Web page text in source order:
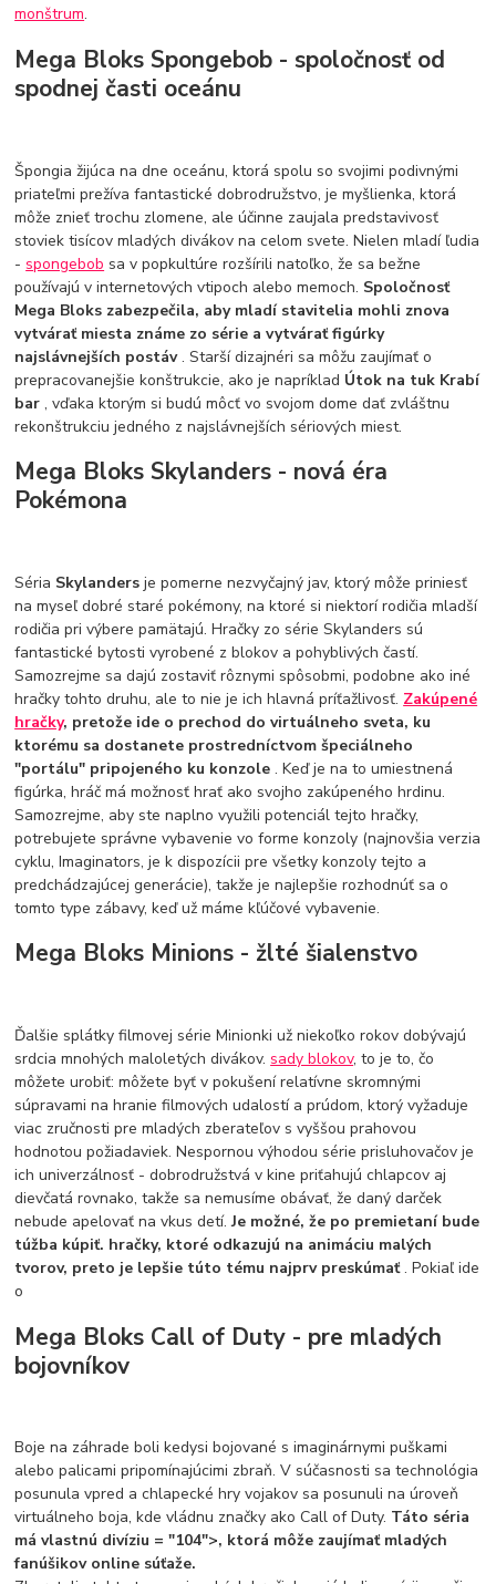
monštrum.
Mega Bloks Spongebob - spoločnosť od
spodnej časti oceánu
Špongia žijúca na dne oceánu, ktorá spolu so svojimi podivnými
priateľmi prežíva fantastické dobrodružstvo, je myšlienka, ktorá
môže znieť trochu zlomene, ale účinne zaujala predstavivosť
stoviek tisícov mladých divákov na celom svete. Nielen mladí ľudia
-spongebob sa v popkultúre rozšírili natoľko, že sa bežne
používajú v internetových vtipoch alebo memoch. Spoločnosť
Mega Bloks zabezpečila, aby mladí stavitelia mohli znova
vytvárať miesta známe zo série a vytvárať figúrky
najslávnejších postáv. Starší dizajnéri sa môžu zaujímať o
prepracovanejšie konštrukcie, ako je napríklad Útok na tuk Krabí
bar, vďaka ktorým si budú môcť vo svojom dome dať zvláštnu
rekonštrukciu jedného z najslávnejších sériových miest.
Mega Bloks Skylanders - nová éra
Pokémona
Séria Skylandersje pomerne nezvyčajný jav, ktorý môže priniesť
na myseľ dobré staré pokémony, na ktoré si niektorí rodičia mladší
rodičia pri výbere pamätajú. Hračky zo série Skylanders sú
fantastické bytosti vyrobené z blokov a pohyblivých častí.
Samozrejme sa dajú zostaviť rôznymi spôsobmi, podobne ako iné
hračky tohto druhu, ale to nie je ich hlavná príťažlivosť. Zakúpené
hračky, pretože ide o prechod do virtuálneho sveta, ku
ktorému sa dostanete prostredníctvom špeciálneho
"portálu" pripojeného ku konzole. Keď je na to umiestnená
figúrka, hráč má možnosť hrať ako svojho zakúpeného hrdinu.
Samozrejme, aby ste naplno využili potenciál tejto hračky,
potrebujete správne vybavenie vo forme konzoly (najnovšia verzia
cyklu, Imaginators, je k dispozícii pre všetky konzoly tejto a
predchádzajúcej generácie), takže je najlepšie rozhodnúť sa o
tomto type zábavy, keď už máme kľúčové vybavenie.
Mega Bloks Minions - žlté šialenstvo
Ďalšie splátky filmovej série Minionki už niekoľko rokov dobývajú
srdcia mnohých maloletých divákov.sady blokov, to je to, čo
môžete urobiť: môžete byť v pokušení relatívne skromnými
súpravami na hranie filmových udalostí a prúdom, ktorý vyžaduje
viac zručnosti pre mladých zberateľov s vyššou prahovou
hodnotou požiadaviek. Nespornou výhodou série prisluhovačov je
ich univerzálnosť - dobrodružstvá v kine priťahujú chlapcov aj
dievčatá rovnako, takže sa nemusíme obávať, že daný darček
nebude apelovať na vkus detí.Je možné, že po premietaní bude
túžba kúpiť. hračky, ktoré odkazujú na animáciu malých
tvorov, preto je lepšie túto tému najprv preskúmať. Pokiaľ ide
o
Mega Bloks Call of Duty - pre mladých
bojovníkov
Boje na záhrade boli kedysi bojované s imaginárnymi puškami
alebo palicami pripomínajúcimi zbraň. V súčasnosti sa technológia
posunula vpred a chlapecké hry vojakov sa posunuli na úroveň
virtuálneho boja, kde vládnu značky ako Call of Duty. Táto séria
má vlastnú divíziu = "104">, ktorá môže zaujímať mladých
fanúšikov online súťaže.